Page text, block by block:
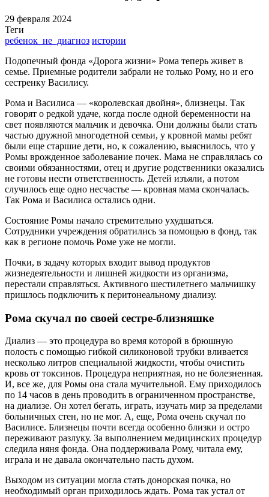
29 февраля 2024
Теги
ребенок_не_диагноз истории
Подопечный фонда «Дорога жизни» Рома теперь живет в
семье. Приемные родители забрали не только Рому, но и его
сестренку Василису.
Рома и Василиса — «королевская двойня», близнецы. Так
говорят о редкой удаче, когда после одной беременности на
свет появляются мальчик и девочка. Они должны были стать
частью дружной многодетной семьи, у кровной мамы ребят
были еще старшие дети, но, к сожалению, выяснилось, что у
Ромы врожденное заболевание почек. Мама не справлялась со
своими обязанностями, отец и другие родственники оказались
не готовы нести ответственность. Детей изъяли, а потом
случилось еще одно несчастье — кровная мама скончалась.
Так Рома и Василиса остались одни.
Состояние Ромы начало стремительно ухудшаться.
Сотрудники учреждения обратились за помощью в фонд, так
как в регионе помочь Роме уже не могли.
Почки, в задачу которых входит вывод продуктов
жизнедеятельности и лишней жидкости из организма,
перестали справляться. Активного шестилетнего мальчишку
пришлось подключить к перитонеальному диализу.
Рома скучал по своей сестре-близняшке
Диализ — это процедура во время которой в брюшную
полость с помощью гибкой силиконовой трубки вливается
несколько литров специальной жидкости, чтобы очистить
кровь от токсинов. Процедура неприятная, но не болезненная.
И, все же, для Ромы она стала мучительной. Ему приходилось
по 14 часов в день проводить в ограниченном пространстве,
на диализе. Он хотел бегать, играть, изучать мир за пределами
больничных стен, но не мог. А, еще, Рома очень скучал по
Василисе. Близнецы почти всегда особенно близки и остро
переживают разлуку. За выполнением медицинских процедур
следила няня фонда. Она поддерживала Рому, читала ему,
играла и не давала окончательно пасть духом.
Выходом из ситуации могла стать донорская почка, но
необходимый орган приходилось ждать. Рома так устал от